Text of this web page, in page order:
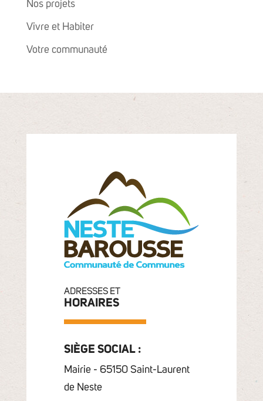
Nos projets
Vivre et Habiter
Votre communauté
ADRESSES ET
HORAIRES
SIÈGE SOCIAL :
Mairie - 65150 Saint-Laurent
de Neste